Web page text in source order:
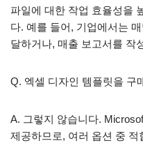
파일에 대한 작업 효율성을
다. 예를 들어, 기업에서는
달하거나, 매출 보고서를 작
Q. 엑셀 디자인 템플릿을 구
A. 그렇지 않습니다.
제공하므로, 여러 옵션 중